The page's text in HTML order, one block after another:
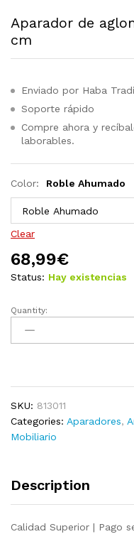
Aparador de
cm
Enviado por Haba
Soporte rápido
Compre ahora y
laborables.
Color: Roble Ahumado
Clear
68,99€
Status: Hay existencias
Aparador
aglomerado
quantity
Quantity:
SKU: 813011
Categories: Aparadores,
Mobiliario
Description
Calidad Superior | Pago